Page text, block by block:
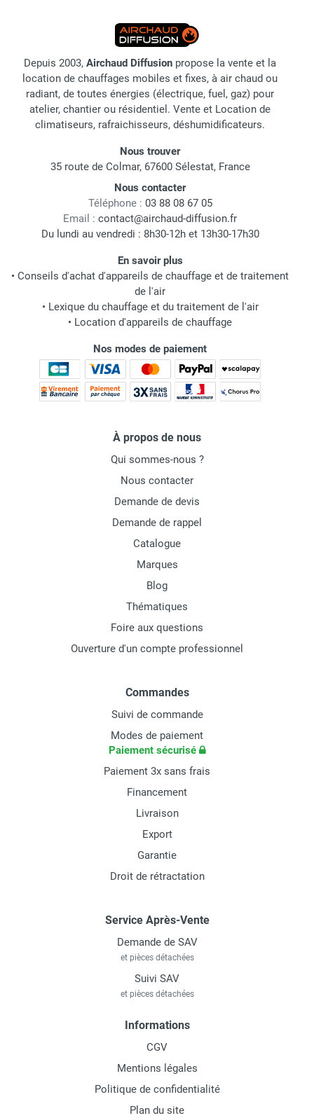
Depuis 2003, Airchaud Diffusion propose la vente et la
location de chauffages mobiles et fixes, à air chaud ou
radiant, de toutes énergies (électrique, fuel, gaz) pour
atelier, chantier ou résidentiel. Vente et Location de
climatiseurs, rafraichisseurs, déshumidificateurs.
Nous trouver
35 route de Colmar, 67600 Sélestat, France
Nous contacter
Téléphone : 03 88 08 67 05
Email : contact@airchaud-diffusion.fr
Du lundi au vendredi : 8h30-12h et 13h30-17h30
En savoir plus
• Conseils d'achat d'appareils de chauffage et de traitement
de l'air
• Lexique du chauffage et du traitement de l'air
• Location d'appareils de chauffage
Nos modes de paiement
À propos de nous
Qui sommes-nous ?
Nous contacter
Demande de devis
Demande de rappel
Catalogue
Marques
Blog
Thématiques
Foire aux questions
Ouverture d'un compte professionnel
Commandes
Suivi de commande
Modes de paiement
Paiement sécurisé
Paiement 3x sans frais
Financement
Livraison
Export
Garantie
Droit de rétractation
Service Après-Vente
Demande de SAV
et pièces détachées
Suivi SAV
et pièces détachées
Informations
CGV
Mentions légales
Politique de confidentialité
Plan du site